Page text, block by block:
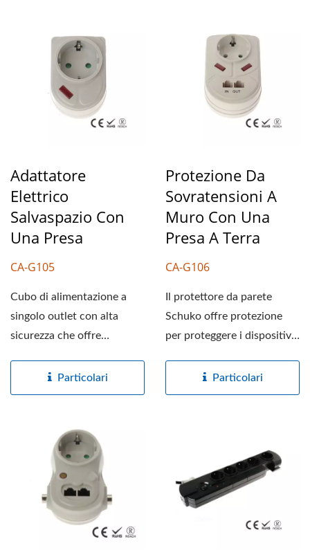
Adattatore
Elettrico
Salvaspazio Con
Una Presa
CA-G105
Cubo di alimentazione a
singolo outlet con alta
sicurezza che offre
sovratensioni...Particolari
Protezione Da
Sovratensioni A
Muro Con Una
Presa A Terra
CA-G106
Il protettore da parete
Schuko offre protezione
per proteggere i dispositivi
Particolari